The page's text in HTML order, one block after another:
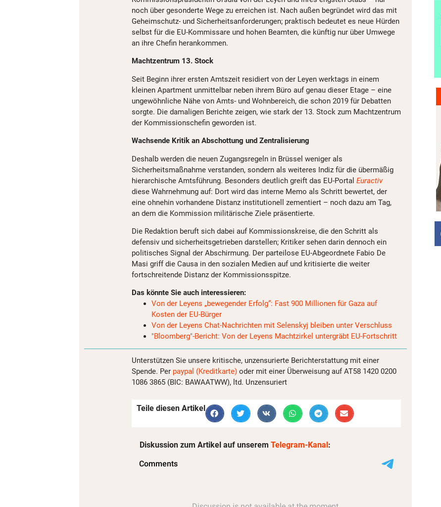
noch über gesonderte Wege zu erreichen ist. Nach außen begründet wird das mit
Geheimschutz- und Sicherheitsanforderungen; praktisch bedeutet es neue Hürden
selbst für die EU-Kommissare und hohen Beamten, die künftig nur über Umwege
an ihre Chefin herankommen.
Machtzentrum 13. Stock
Seit Beginn ihrer ersten Amtszeit residiert von der Leyen werktags in einem
kleinen Apartment unmittelbar neben ihrem Büro auf genau dieser Etage – eine
ungewöhnliche Nähe von Amts- und Wohnbereich, die schon 2019 für Debatten
sorgte. Die damaligen Berichte zeigen, wie stark der 13. Stock zum Machtzentrum
der Kommissionschefin geworden ist.
Wachsende Kritik an Abschottung und Zentralisierung
Deshalb werden die neuen Zugangsregeln in Brüssel weniger als
Sicherheitsmaßnahme verstanden, sondern als weiteres Indiz für die übermäßig
hierarchische Amtsführung. Besonders deutlich greift das EU-Portal Euractiv
diese Wahrnehmung auf: Dort wird das interne Memo als Schritt bewertet, der
eine ohnehin vorhandene Distanz institutionell zementiert – noch dazu am Tag,
an dem die Kommission militärische Ziele präsentierte.
Die Redaktion beruft sich dabei auf Kommissionskreise, die den Schritt als
defensiv und sicherheitsgetrieben darstellen; Kritiker sehen darin dennoch ein
politisches Signal der Abschirmung. Der parteilose EU-Abgeordnete Fabio De
Masi griff die Causa in den sozialen Medien auf und kritisierte die weiter
fortschreitende Distanz der Kommissionsspitze.
Das könnte Sie auch interessieren:
Von der Leyens „bewegender Erfolg“: Fast 900 Millionen für Gaza auf
Kosten der EU-Bürger
Von der Leyens Chat-Nachrichten mit Selenskyj bleiben unter Verschluss
"Bloomberg"-Bericht: Von der Leyens Machtzirkel untergräbt EU-Fortschritt
Unterstützen Sie unsere kritische, unzensurierte Berichterstattung mit einer
Spende. Per paypal (Kreditkarte) oder mit einer Überweisung auf AT58 1420 0200
1086 3865 (BIC: BAWAATWW), ltd. Unzensuriert
Teile diesen Artikel
Diskussion zum Artikel auf unserem Telegram-Kanal :